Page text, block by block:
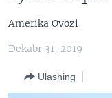
AMERIKA
IJTIMOIY TARMOQLAR
Amerika Ovozi
Dekabr 31, 2019
Ulashing